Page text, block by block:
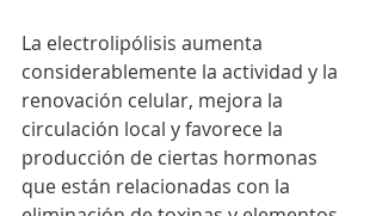
La electrolipólisis aumenta
considerablemente la actividad y la
renovación celular, mejora la
circulación local y favorece la
producción de ciertas hormonas
que están relacionadas con la